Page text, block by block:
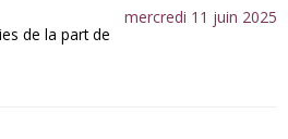
mercredi 11 juin 2025
de la part de